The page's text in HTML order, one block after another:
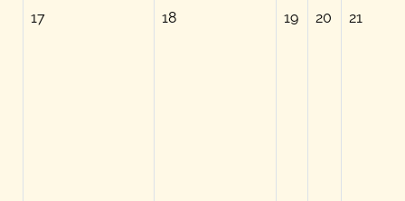
17 18 19 20 21